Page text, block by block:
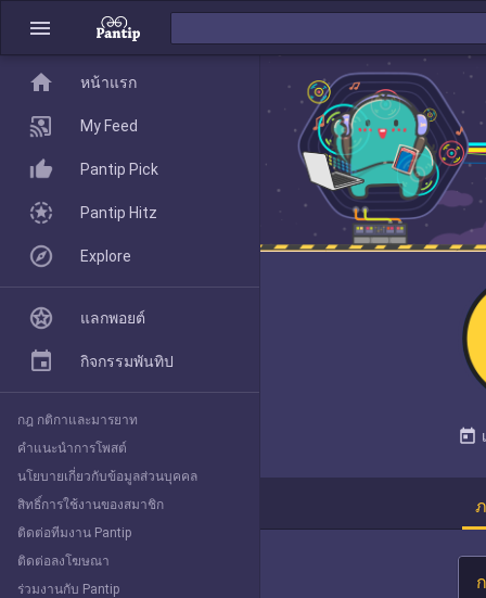
menu
today
home
Pantip Pick
Explore
home หน้าแรก
My Feed
Pantip Pick
Pantip Hitz
Explore
แลกพอยต์
กิจกรรมพันทิป
กฎ กติกาและมารยาท
คำแนะนำการโพสต์
นโยบายเกี่ยวกับข้อมูลส่วนบุคคล
สิทธิ์การใช้งานของสมาชิก
ติดต่อทีมงาน Pantip
ติดต่อลงโฆษณา
ร่วมงานกับ Pantip